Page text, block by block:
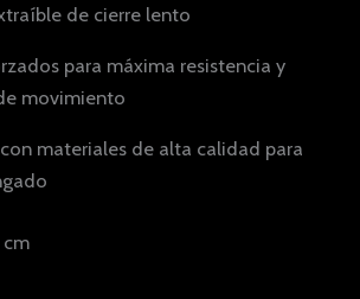
de cierre lento
para máxima resistencia y
movimiento
materiales de alta calidad para
cm